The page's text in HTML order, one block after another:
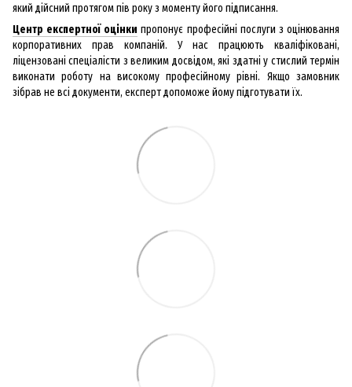
який дійсний протягом пів року з моменту його підписання.
Центр експертної оцінки пропонує професійні послуги з оцінювання
корпоративних прав компаній. У нас працюють кваліфіковані,
ліцензовані спеціалісти з великим досвідом, які здатні у стислий термін
виконати роботу на високому професійному рівні. Якщо замовник
зібрав не всі документи, експерт допоможе йому підготувати їх.